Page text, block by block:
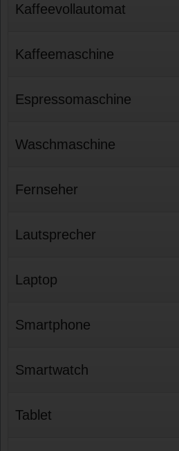
Kaffeevollautomat
Kaffeemaschine
Espressomaschine
Waschmaschine
Fernseher
Lautsprecher
Laptop
Smartphone
Smartwatch
Tablet